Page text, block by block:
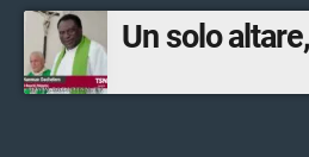
Un solo